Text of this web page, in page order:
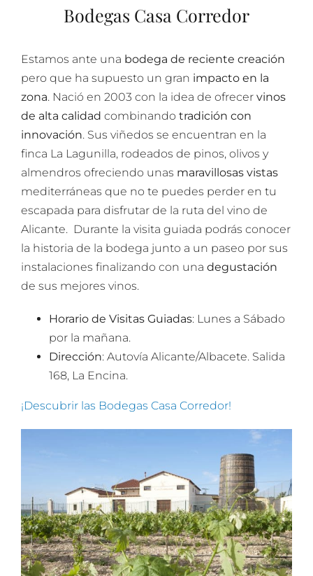
Bodegas Casa Corredor
Estamos ante una bodega de reciente creación
pero que ha supuesto un gran impacto en la
zona. Nació en 2003 con la idea de ofrecer vinos
de alta calidad combinando tradición con
innovación. Sus viñedos se encuentran en la
finca La Lagunilla, rodeados de pinos, olivos y
almendros ofreciendo unas maravillosas vistas
mediterráneas que no te puedes perder en tu
escapada para disfrutar de la ruta del vino de
Alicante. Durante la visita guiada podrás conocer
la historia de la bodega junto a un paseo por sus
instalaciones finalizando con una degustación
de sus mejores vinos.
Horario de Visitas Guiadas: Lunes a Sábado
por la mañana.
Dirección: Autovía Alicante/Albacete. Salida
168, La Encina.
¡Descubrir las Bodegas Casa Corredor!